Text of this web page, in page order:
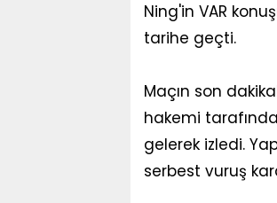
Ning'in VAR
tarihe geçti.
Maçın son
hakemi
gelerek izledi.
serbest vuruş